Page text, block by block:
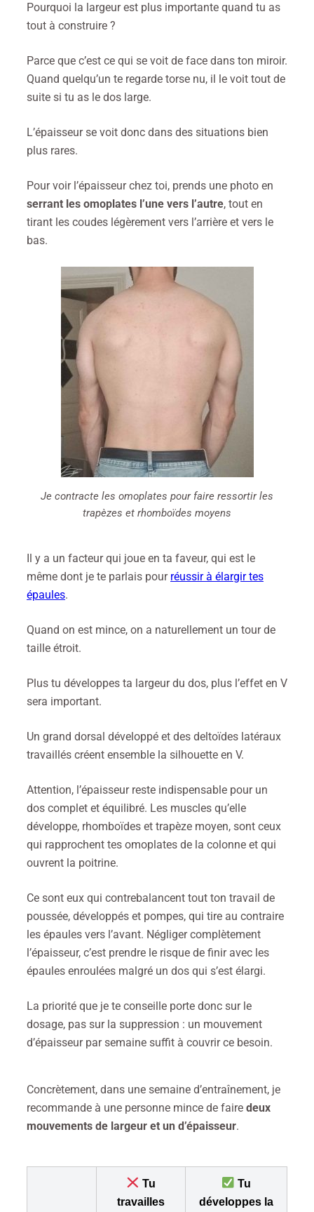
Pourquoi la largeur est plus importante quand tu as
tout à construire ?
Parce que c’est ce qui se voit de face dans ton miroir.
Quand quelqu’un te regarde torse nu, il le voit tout de
suite si tu as le dos large.
L’épaisseur se voit donc dans des situations bien
plus rares.
Pour voir l’épaisseur chez toi, prends une photo en
serrant les omoplates l’une vers l’autre, tout en
tirant les coudes légèrement vers l’arrière et vers le
bas.
Je contracte les omoplates pour faire ressortir les
trapèzes et rhomboïdes moyens
Il y a un facteur qui joue en ta faveur, qui est le
même dont je te parlais pour réussir à élargir tes
épaules.
Quand on est mince, on a naturellement un tour de
taille étroit.
Plus tu développes ta largeur du dos, plus l’effet en V
sera important.
Un grand dorsal développé et des deltoïdes latéraux
travaillés créent ensemble la silhouette en V.
Attention, l’épaisseur reste indispensable pour un
dos complet et équilibré. Les muscles qu’elle
développe, rhomboïdes et trapèze moyen, sont ceux
qui rapprochent tes omoplates de la colonne et qui
ouvrent la poitrine.
Ce sont eux qui contrebalancent tout ton travail de
poussée, développés et pompes, qui tire au contraire
les épaules vers l’avant. Négliger complètement
l’épaisseur, c’est prendre le risque de finir avec les
épaules enroulées malgré un dos qui s’est élargi.
La priorité que je te conseille porte donc sur le
dosage, pas sur la suppression : un mouvement
d’épaisseur par semaine suffit à couvrir ce besoin.
Concrètement, dans une semaine d’entraînement, je
recommande à une personne mince de faire deux
mouvements de largeur et un d’épaisseur.
Tu
travailles
Tu
développes la